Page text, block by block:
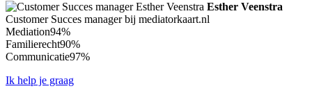
Esther Veenstra
Customer Succes manager bij mediatorkaart.nl
Mediation94%
Familierecht90%
Communicatie97%
Ik help je graag